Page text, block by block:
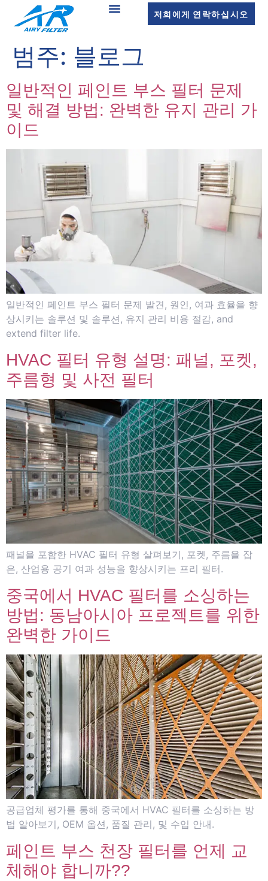
저희에게 연락하십시오
범주: 블로그
일반적인 페인트 부스 필터 문제
및 해결 방법: 완벽한 유지 관리 가
이드
일반적인 페인트 부스 필터 문제 발견, 원인, 여과 효율을 향
상시키는 솔루션 및 솔루션, 유지 관리 비용 절감, and
extend filter life.
HVAC 필터 유형 설명: 패널, 포켓,
주름형 및 사전 필터
패널을 포함한 HVAC 필터 유형 살펴보기, 포켓, 주름을 잡
은, 산업용 공기 여과 성능을 향상시키는 프리 필터.
중국에서 HVAC 필터를 소싱하는
방법: 동남아시아 프로젝트를 위한
완벽한 가이드
공급업체 평가를 통해 중국에서 HVAC 필터를 소싱하는 방
법 알아보기, OEM 옵션, 품질 관리, 및 수입 안내.
페인트 부스 천장 필터를 언제 교
체해야 합니까??